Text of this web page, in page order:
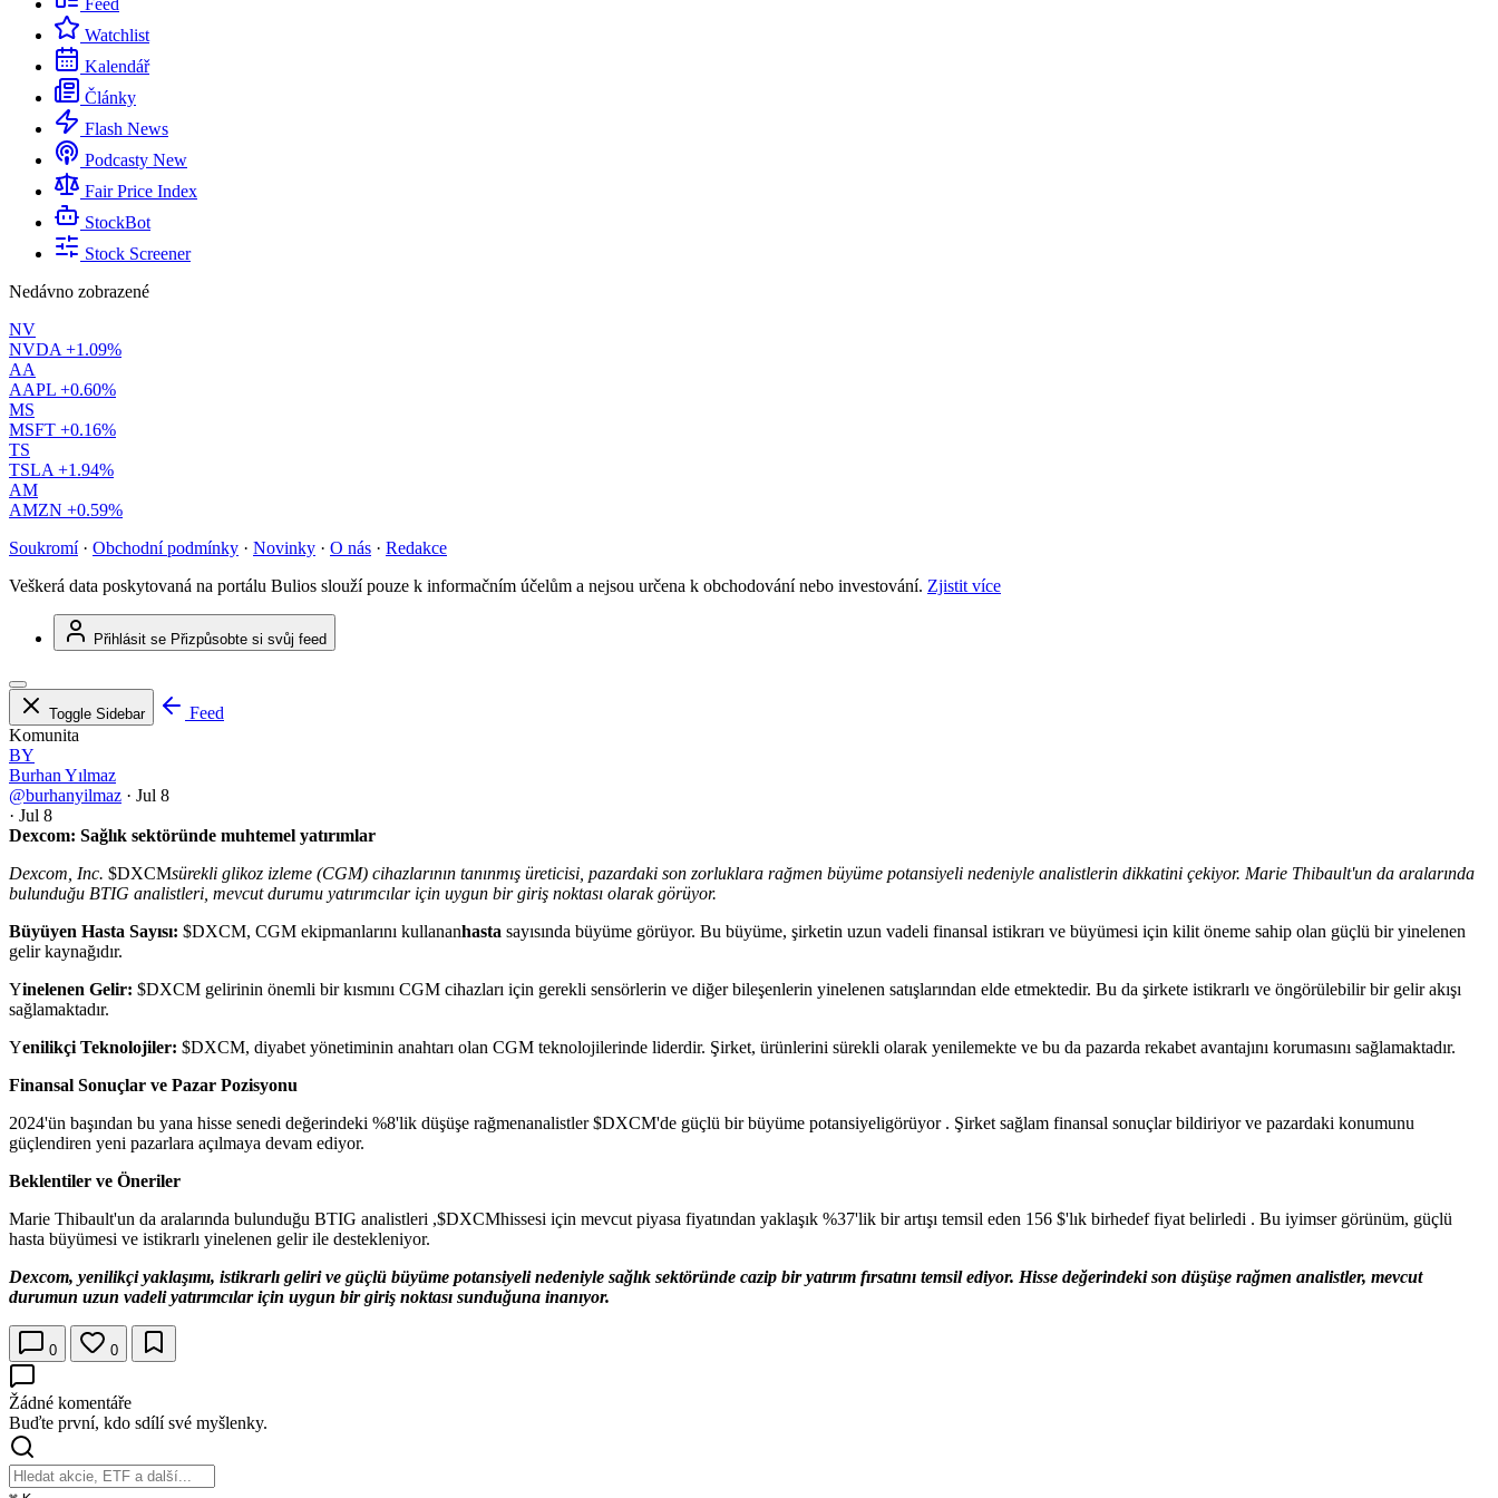
Feed
Watchlist
Kalendář
Články
Flash News
Podcasty New
Fair Price Index
StockBot
Stock Screener
Nedávno zobrazené
NV
NVDA +1.09%
AA
AAPL +0.60%
MS
MSFT +0.16%
TS
TSLA +1.94%
AM
AMZN +0.59%
Soukromí · Obchodní podmínky · Novinky · O nás · Redakce
Veškerá data poskytovaná na portálu Bulios slouží pouze k informačním účelům a nejsou určena k obchodování nebo investování. Zjistit více
Přihlásit se Přizpůsobte si svůj feed
Toggle Sidebar
Feed
Komunita
BY
Burhan Yılmaz
@burhanyilmaz · Jul 8
· Jul 8
Dexcom: Sağlık sektöründe muhtemel yatırımlar
Dexcom, Inc. $DXCMsürekli glikoz izleme (CGM) cihazlarının tanınmış üreticisi, pazardaki son zorluklara rağmen büyüme potansiyeli nedeniyle analistlerin dikkatini çekiyor. Marie Thibault'un da aralarında
bulunduğu BTIG analistleri, mevcut durumu yatırımcılar için uygun bir giriş noktası olarak görüyor.
Büyüyen Hasta Sayısı: $DXCM, CGM ekipmanlarını kullananhasta sayısında büyüme görüyor. Bu büyüme, şirketin uzun vadeli finansal istikrarı ve büyümesi için kilit öneme sahip olan güçlü bir yinelenen
gelir kaynağıdır.
Yinelenen Gelir: $DXCM gelirinin önemli bir kısmını CGM cihazları için gerekli sensörlerin ve diğer bileşenlerin yinelenen satışlarından elde etmektedir. Bu da şirkete istikrarlı ve öngörülebilir bir gelir akışı
sağlamaktadır.
Yenilikçi Teknolojiler: $DXCM, diyabet yönetiminin anahtarı olan CGM teknolojilerinde liderdir. Şirket, ürünlerini sürekli olarak yenilemekte ve bu da pazarda rekabet avantajını korumasını sağlamaktadır.
Finansal Sonuçlar ve Pazar Pozisyonu
2024'ün başından bu yana hisse senedi değerindeki %8'lik düşüşe rağmenanalistler$DXCM'de güçlü bir büyüme potansiyeligörüyor . Şirket sağlam finansal sonuçlar bildiriyor ve pazardaki konumunu
güçlendiren yeni pazarlara açılmaya devam ediyor.
Beklentiler ve Öneriler
Marie Thibault'un da aralarında bulunduğu BTIG analistleri ,$DXCMhissesi için mevcut piyasa fiyatından yaklaşık %37'lik bir artışı temsil eden 156 $'lık birhedef fiyat belirledi . Bu iyimser görünüm, güçlü
hasta büyümesi ve istikrarlı yinelenen gelir ile destekleniyor.
Dexcom, yenilikçi yaklaşımı, istikrarlı geliri ve güçlü büyüme potansiyeli nedeniyle sağlık sektöründe cazip bir yatırım fırsatını temsil ediyor. Hisse değerindeki son düşüşe rağmen analistler, mevcut
durumun uzun vadeli yatırımcılar için uygun bir giriş noktası sunduğuna inanıyor.
0 0
Žádné komentáře
Buďte první, kdo sdílí své myšlenky.